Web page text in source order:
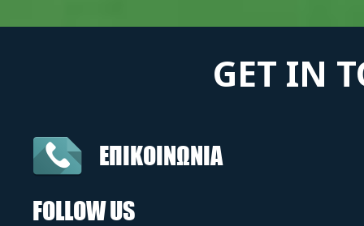
GET IN
ΕΠΙΚΟΙΝΩΝΙΑ
FOLLOW US